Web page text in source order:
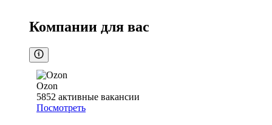
Компании для вас
Ozon
5852 активные вакансии
Посмотреть